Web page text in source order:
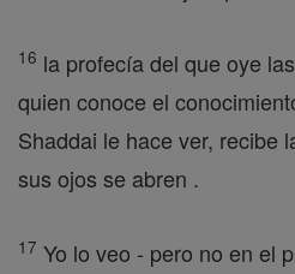
16 la profecía del que oye
quien conoce el
Shaddai le hace ver, recibe
sus ojos se abren .
17 Yo lo veo - pero no en el